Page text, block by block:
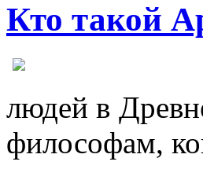
Кто такой
людей в
философам,